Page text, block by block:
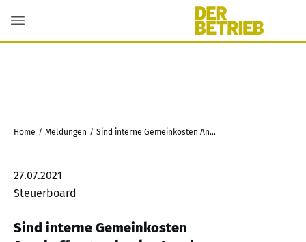
Home / Meldungen / Sind interne Gemeinkosten Anschaffungsnebenkosten des Beteiligungserwerbs und „ein unterschätztes Prüfungsfeld im Rahmen von aktuellen Betriebsprüfungen“?
27.07.2021
Steuerboard
Sind interne Gemeinkosten